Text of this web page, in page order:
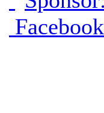
Facebook